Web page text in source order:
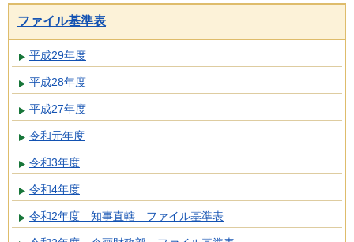
ファイル基準表
平成29年度
平成28年度
平成27年度
令和元年度
令和3年度
令和4年度
令和2年度 知事直轄 ファイル基準表